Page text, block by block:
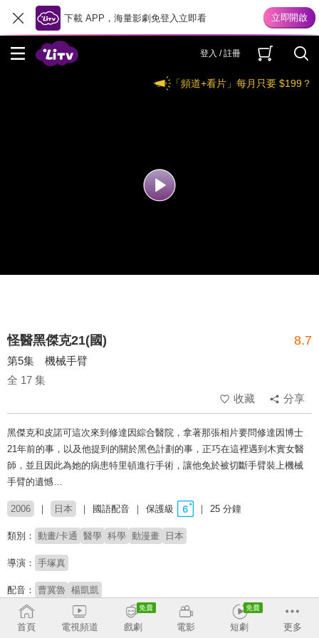
下載 APP，海量影劇免登入立即看
登入 / 註冊
「頻道+看片」每月只要 $199？
怪醫黑傑克21(國) 8.7
第5集 機械手臂
全 17 集
收藏
分享
黑傑克和皮諾可這次來到修達因綜合醫院，拿著那張相片要問修達因博士
21年前的事，以及他提到的關於黑色計劃的事，正巧在這裡遇到木實女醫
師，並且因此為她的病患特里頓進行手術，讓他免於被切斷手臂裝上機械
手臂的遺憾…
2006 日本 國語配音 保護級 25 分鐘
類別： 動畫/卡通 醫學 科學 動漫畫 日本
導演： 手塚真
配音： 曹冀魯 楊凱凱
原著：
手塚治虫
首頁
電視頻道 戲劇 電影 短劇 更多